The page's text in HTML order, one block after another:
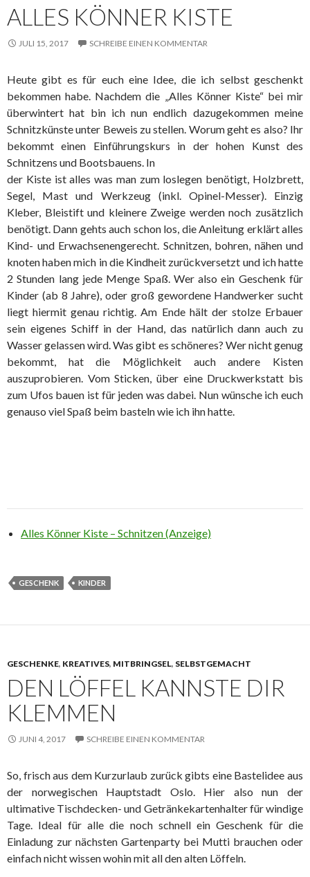
ALLES KÖNNER KISTE
JULI 15, 2017 SCHREIBE EINEN KOMMENTAR
Heute gibt es für euch eine Idee, die ich selbst geschenkt
bekommen habe. Nachdem die „Alles Könner Kiste“ bei mir
überwintert hat bin ich nun endlich dazugekommen meine
Schnitzkünste unter Beweis zu stellen. Worum geht es also? Ihr
bekommt einen Einführungskurs in der hohen Kunst des
Schnitzens und Bootsbauens. In
der Kiste ist alles was man zum loslegen benötigt, Holzbrett,
Segel, Mast und Werkzeug (inkl. Opinel-Messer). Einzig
Kleber, Bleistift und kleinere Zweige werden noch zusätzlich
benötigt. Dann gehts auch schon los, die Anleitung erklärt alles
Kind- und Erwachsenengerecht. Schnitzen, bohren, nähen und
knoten haben mich in die Kindheit zurückversetzt und ich hatte
2 Stunden lang jede Menge Spaß. Wer also ein Geschenk für
Kinder (ab 8 Jahre), oder groß gewordene Handwerker sucht
liegt hiermit genau richtig. Am Ende hält der stolze Erbauer
sein eigenes Schiff in der Hand, das natürlich dann auch zu
Wasser gelassen wird. Was gibt es schöneres? Wer nicht genug
bekommt, hat die Möglichkeit auch andere Kisten
auszuprobieren. Vom Sticken, über eine Druckwerkstatt bis
zum Ufos bauen ist für jeden was dabei. Nun wünsche ich euch
genauso viel Spaß beim basteln wie ich ihn hatte.
Alles Könner Kiste – Schnitzen (Anzeige)
GESCHENK KINDER
GESCHENKE, KREATIVES, MITBRINGSEL, SELBSTGEMACHT
DEN LÖFFEL KANNSTE DIR
KLEMMEN
JUNI 4, 2017 SCHREIBE EINEN KOMMENTAR
So, frisch aus dem Kurzurlaub zurück gibts eine Bastelidee aus
der norwegischen Hauptstadt Oslo. Hier also nun der
ultimative Tischdecken- und Getränkekartenhalter für windige
Tage. Ideal für alle die noch schnell ein Geschenk für die
Einladung zur nächsten Gartenparty bei Mutti brauchen oder
einfach nicht wissen wohin mit all den alten Löffeln.